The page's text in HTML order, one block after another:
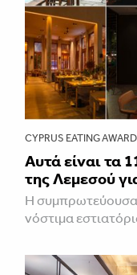
CYPRUS EATING
Αυτά είναι τα
της Λεμεσού
Η συμπρωτεύουσα
νόστιμα